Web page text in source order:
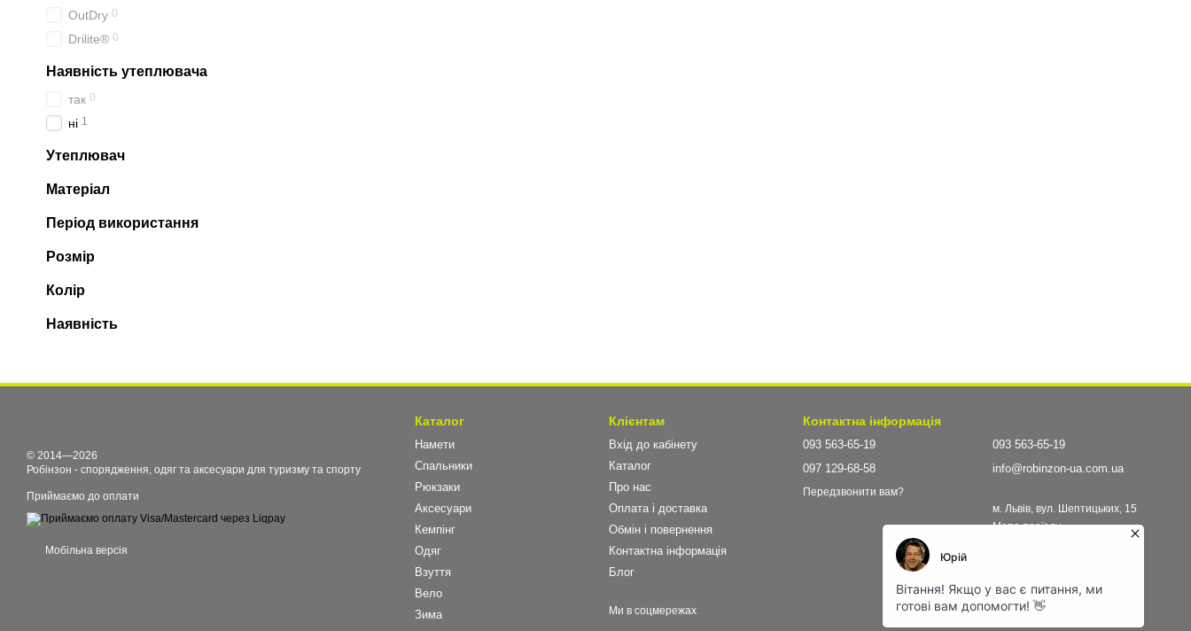
OutDry 0
Drilite® 0
Наявність утеплювача
так 0
ні 1
Утеплювач
Матеріал
Період використання
Розмір
Колір
Наявність
© 2014—2026
Робінзон - спорядження, одяг та аксесуари для туризму та спорту
Приймаємо до оплати
Мобільна версія
Каталог
Намети
Спальники
Рюкзаки
Аксесуари
Кемпінг
Одяг
Взуття
Вело
Зима
Клієнтам
Вхід до кабінету
Каталог
Про нас
Оплата і доставка
Обмін і повернення
Контактна інформація
Блог
Ми в соцмережах
Контактна інформація
093 563-65-19
097 129-68-58
Передзвонити вам?
093 563-65-19
info@robinzon-ua.com.ua
м. Львів, вул. Шептицьких, 15
Мапа проїзду